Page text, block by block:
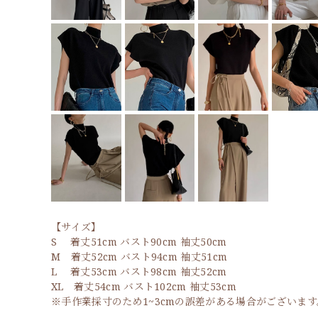
【サイズ】
S 着丈51cm バスト90cm 袖丈50cm
M 着丈52cm バスト94cm 袖丈51cm
L 着丈53cm バスト98cm 袖丈52cm
XL 着丈54cm バスト102cm 袖丈53cm
※手作業採寸のため1~3cmの誤差がある場合がございま